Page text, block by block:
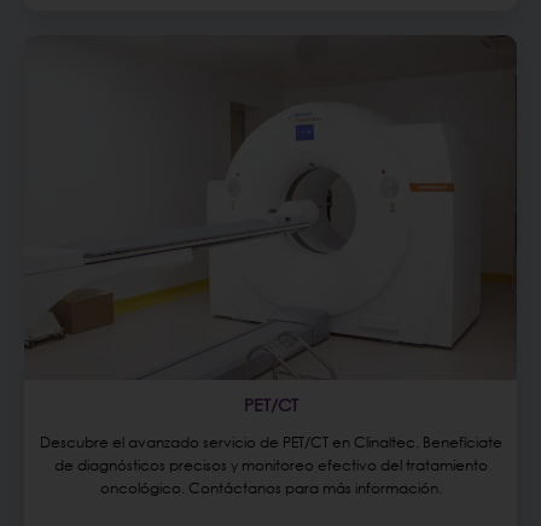
PET/CT
Descubre el avanzado servicio de PET/CT en Clinaltec. Benefíciate
de diagnósticos precisos y monitoreo efectivo del tratamiento
oncológico. Contáctanos para más información.